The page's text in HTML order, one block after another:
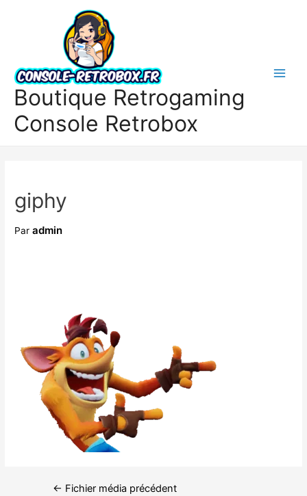
Boutique Retrogaming
Console Retrobox
giphy
Paradmin
← Fichier média précédent